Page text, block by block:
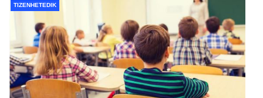
TIZENHETEDIK